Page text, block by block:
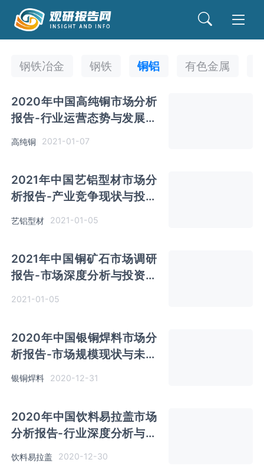
钢铁冶金 钢铁 铜铝 有色金属
2020年中国高纯铜市场分析
报告-行业运营态势与发展趋
高纯铜 2021-01-07
2021年中国艺铝型材市场分
析报告-产业竞争现状与投资
艺铝型材 2021-01-05
2021年中国铜矿石市场调研
报告-市场深度分析与投资商
2021-01-05
2020年中国银铜焊料市场分
析报告-市场规模现状与未来
趋势预测
银铜焊料 2020-12-31
2020年中国饮料易拉盖市场
分析报告-行业深度分析与发
饮料易拉盖 2020-12-30